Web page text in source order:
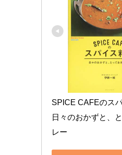
SPICE CAFEのス
日々のおかずと、
レー